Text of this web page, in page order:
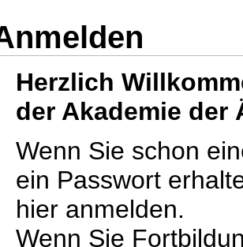
Herzlich
der Akademie der
Wenn Sie schon
ein Passwort
hier anmelden.
Wenn Sie